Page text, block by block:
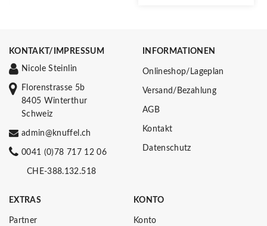
KONTAKT/IMPRESSUM
Nicole Steinlin
Florenstrasse 5b
8405 Winterthur
Schweiz
admin@knuffel.ch
0041 (0)78 717 12 06
CHE-388.132.518
INFORMATIONEN
Onlineshop/Lageplan
Versand/Bezahlung
AGB
Kontakt
Datenschutz
EXTRAS
Partner
KONTO
Konto